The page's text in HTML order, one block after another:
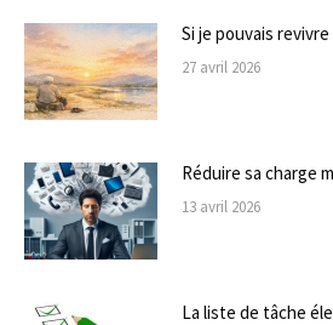
Si je pouvais
27 avril 2026
Réduire sa charge
13 avril 2026
La liste de tâche